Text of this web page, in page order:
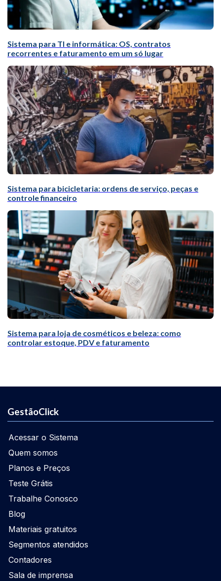
Sistema para TI e informática: OS, contratos
recorrentes e faturamento em um só lugar
Sistema para bicicletaria: ordens de serviço, peças e
controle financeiro
Sistema para loja de cosméticos e beleza: como
controlar estoque, PDV e faturamento
GestãoClick
Acessar o Sistema
Quem somos
Planos e Preços
Teste Grátis
Trabalhe Conosco
Blog
Materiais gratuitos
Segmentos atendidos
Contadores
Sala de imprensa